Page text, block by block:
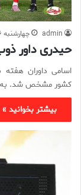
admin چهارشنبه ۶ اسفند ۱۴۰۴ - ۱۳:۴۲
حیدری داور
اسامی داوران
کشور مشخص شد. به
بیشتر بخوانید »